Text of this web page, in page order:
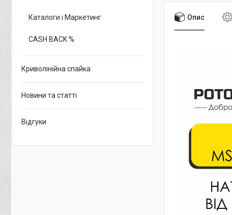
Опис
Каталоги і Маркетинг
CASH BACK %
Криволінійна спайка
Новини та статті
Відгуки